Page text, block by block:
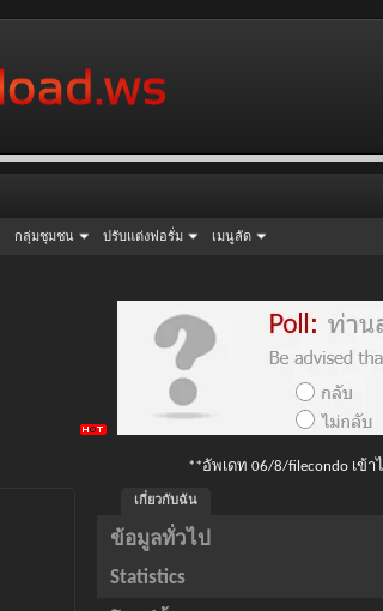
กลุ่มชุมชน ปรับแต่งฟอรั่ม เมนูลัด
**อัพเดท 06/8/filecondo เข้
เกี่ยวกับฉัน
ข้อมูลทั่วไป
Statistics